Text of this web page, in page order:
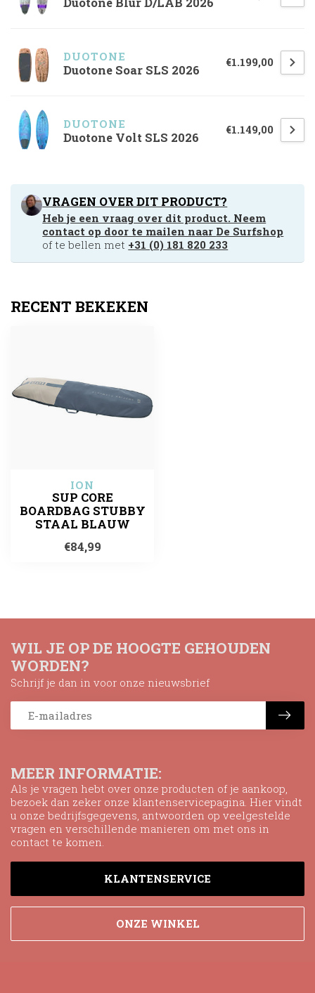
DUOTONE
Duotone Soar SLS 2026
€1.199,00
DUOTONE
Duotone Volt SLS 2026
€1.149,00
VRAGEN OVER DIT PRODUCT?
Heb je een vraag over dit product. Neem
contact op door te mailen naar De Surfshop
of te bellen met +31 (0) 181 820 233
RECENT BEKEKEN
ION
SUP CORE
BOARDBAG STUBBY
STAAL BLAUW
€84,99
MEER INFORMATIE:
Als je vragen hebt over onze producten of je aankoop,
bezoek dan zeker onze klantenservicepagina. Hier vindt
u onze bedrijfsgegevens, antwoorden op veelgestelde
vragen en verschillende manieren om met ons in
contact te komen.
KLANTENSERVICE
ONZE WINKEL
WIL JE OP DE HOOGTE GEHOUDEN
WORDEN?
Schrijf je dan in voor onze nieuwsbrief